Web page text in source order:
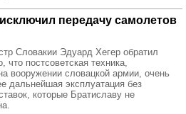
передачу самолетов
Словакии Эдуард Хегер обратил
что постсоветская техника,
вооружении словацкой армии, очень
дальнейшая эксплуатация без
которые Братиславу не